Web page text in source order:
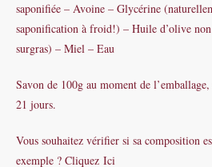
saponifiée – Avoine – Glycérine
saponification à froid!) – Huile d’olive
surgras) – Miel – Eau
Savon de 100g au moment de
21 jours.
Vous souhaitez vérifier si sa composition
exemple ? Cliquez Ici